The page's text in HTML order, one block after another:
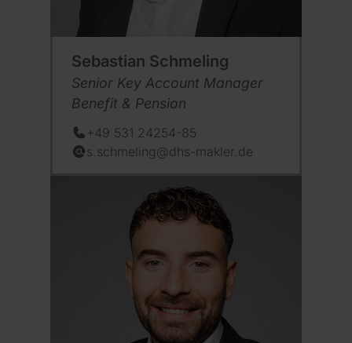
Sebastian Schmeling
Position:
Senior Key Account Manager
Benefit & Pension
Telefon:
+49 531 24254-85
E-Mail:
s.schmeling@dhs-makler.de